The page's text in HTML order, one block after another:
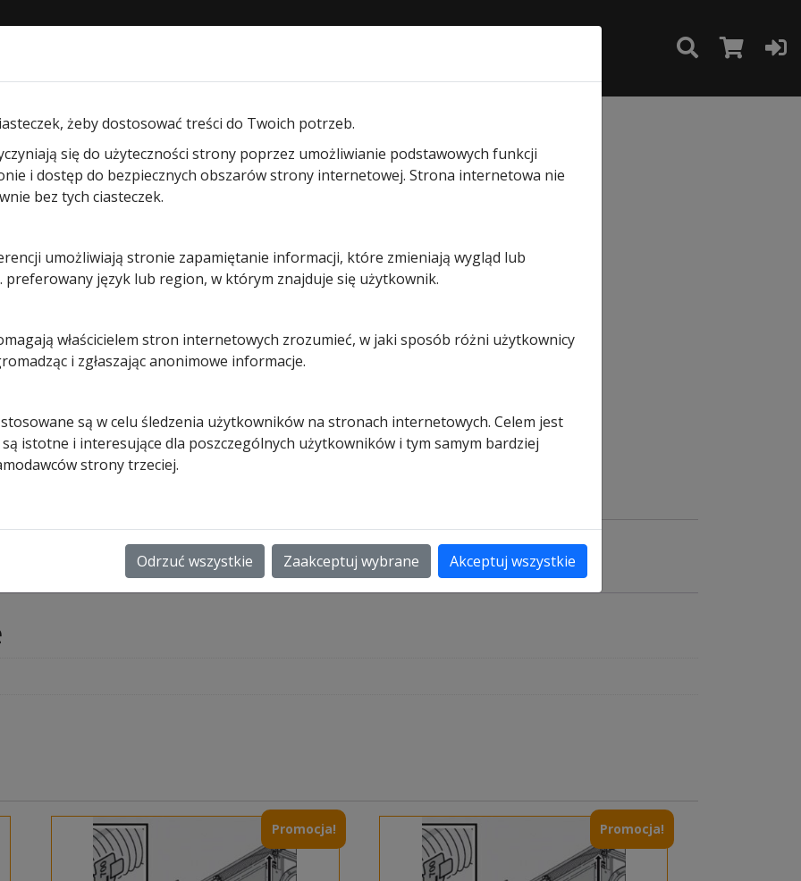
segmentowych garażowych / Ryglowanie do bram segmentowych
Ryglowanie
segmentowych
Na stanie (może być zamówiony)
do
bram
3069979 (występują tylko jako zestaw)
Promocja! Promocja!
żeby dostosować treści do Twoich potrzeb.
się do użyteczności strony poprzez umożliwianie podstawowych funkcji
i dostęp do bezpiecznych obszarów strony internetowej. Strona internetowa nie
bez tych ciasteczek.
umożliwiają stronie zapamiętanie informacji, które zmieniają wygląd lub
język lub region, w którym znajduje się użytkownik.
właścicielem stron internetowych zrozumieć, w jaki sposób różni użytkownicy
i zgłaszając anonimowe informacje.
są w celu śledzenia użytkowników na stronach internetowych. Celem jest
istotne i interesujące dla poszczególnych użytkowników i tym samym bardziej
strony trzeciej.
Odrzuć wszystkie Zaakceptuj wybrane Akceptuj wszystkie